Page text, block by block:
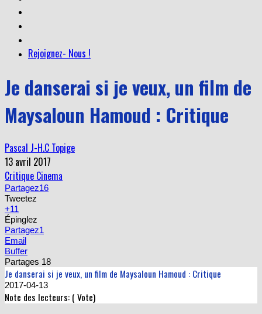
Rejoignez- Nous !
Je danserai si je veux, un film de
Maysaloun Hamoud : Critique
Pascal J-H.C Topige
13 avril 2017
Critique Cinema
Partagez16
Tweetez
+11
Épinglez
Partagez1
Email
Buffer
Partages 18
Je danserai si je veux, un film de Maysaloun Hamoud : Critique
2017-04-13
Note des lecteurs: ( Vote)